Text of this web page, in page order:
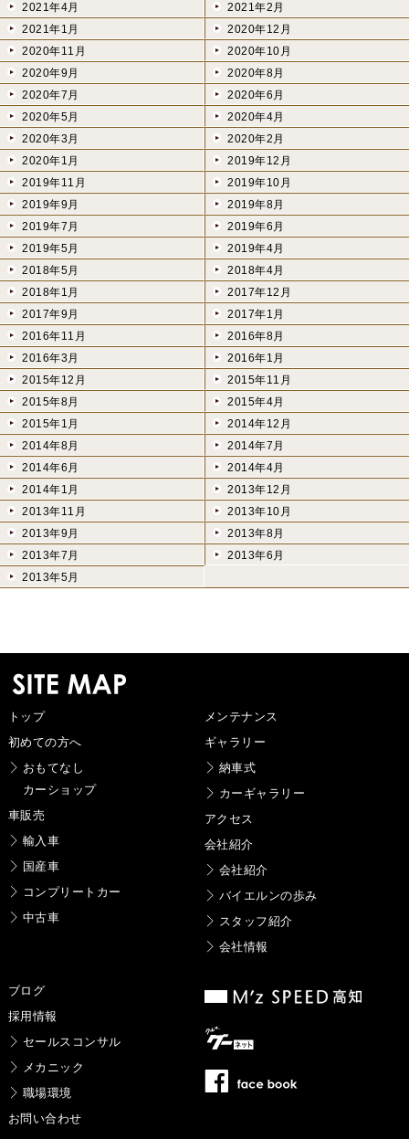
2021年4月
2021年2月
2021年1月
2020年12月
2020年11月
2020年10月
2020年9月
2020年8月
2020年7月
2020年6月
2020年5月
2020年4月
2020年3月
2020年2月
2020年1月
2019年12月
2019年11月
2019年10月
2019年9月
2019年8月
2019年7月
2019年6月
2019年5月
2019年4月
2018年5月
2018年4月
2018年1月
2017年12月
2017年9月
2017年1月
2016年11月
2016年8月
2016年3月
2016年1月
2015年12月
2015年11月
2015年8月
2015年4月
2015年1月
2014年12月
2014年8月
2014年7月
2014年6月
2014年4月
2014年1月
2013年12月
2013年11月
2013年10月
2013年9月
2013年8月
2013年7月
2013年6月
2013年5月
トップ
初めての方へ
おもてなし
カーショップ
車販売
輸入車
国産車
コンプリートカー
中古車
メンテナンス
ギャラリー
納車式
カーギャラリー
アクセス
会社紹介
会社紹介
バイエルンの歩み
スタッフ紹介
会社情報
ブログ
採用情報
セールスコンサル
メカニック
職場環境
お問い合わせ